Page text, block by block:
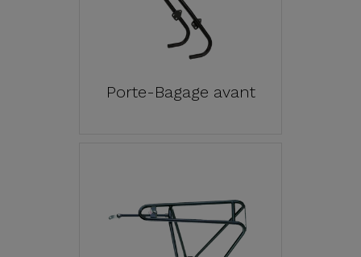
Porte-Bagage avant